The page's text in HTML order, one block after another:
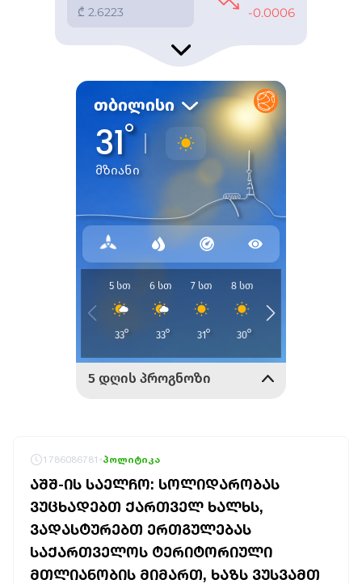
1786086781 პოლიტიკა
ᲐᲨᲨ-ᲘᲡ ᲡᲐᲔᲚᲩᲝ: ᲡᲝᲚᲘᲓᲐᲠᲝᲑᲐᲡ
ᲕᲣᲪᲮᲐᲓᲔᲑᲗ ᲥᲐᲠᲗᲕᲔᲚ ᲮᲐᲚᲮᲡ,
ᲕᲐᲓᲐᲡᲢᲣᲠᲔᲑᲗ ᲔᲠᲗᲒᲣᲚᲔᲑᲐᲡ
ᲡᲐᲥᲐᲠᲗᲕᲔᲚᲝᲡ ᲢᲔᲠᲘᲢᲝᲠᲘᲣᲚᲘ
ᲛᲗᲚᲘᲐᲜᲝᲑᲘᲡ ᲛᲘᲛᲐᲠᲗ, ᲮᲐᲖᲡ ᲕᲣᲡᲕᲐᲛᲗ